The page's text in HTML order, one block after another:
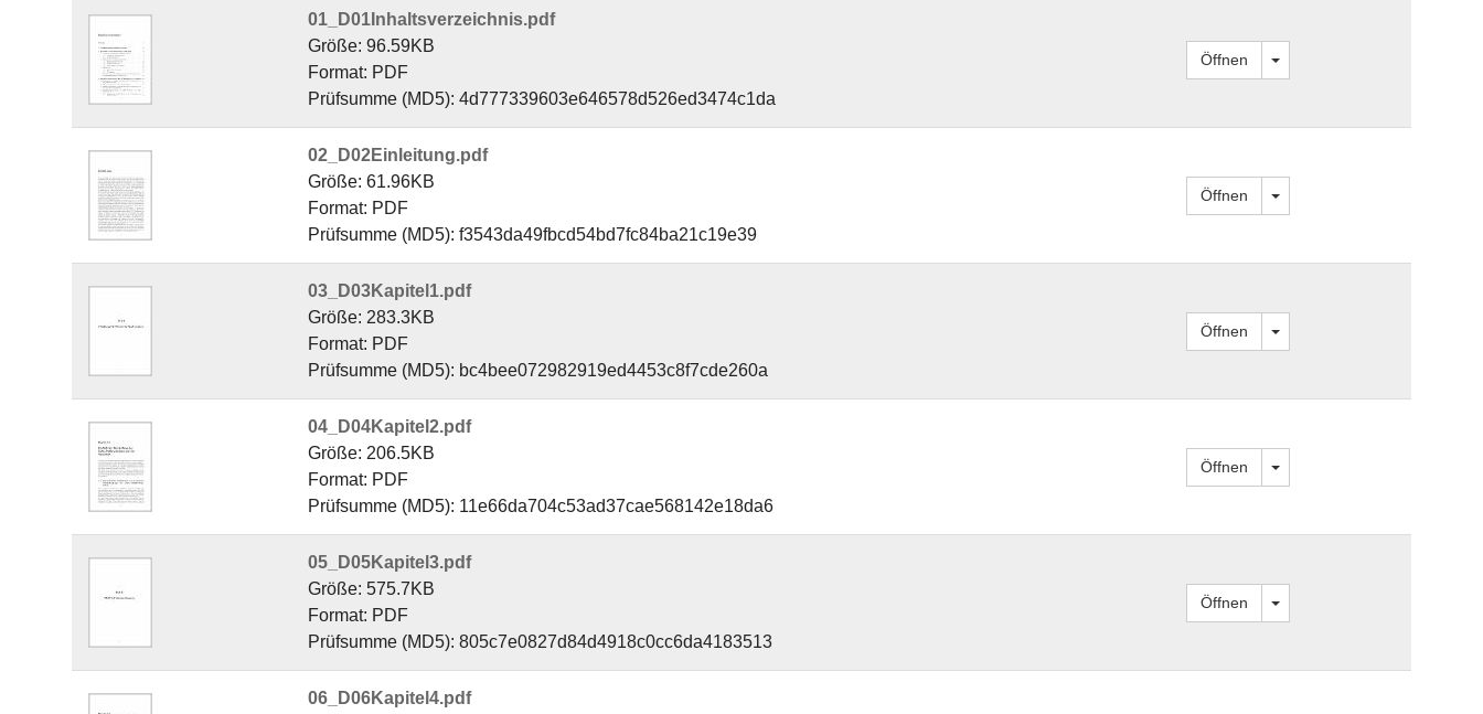
01_D01Inhaltsverzeichnis.pdf
Größe: 96.59KB
Format: PDF
Prüfsumme (MD5): 4d777339603e646578d526ed3474c1da
Öffnen Dropdown öffnen
02_D02Einleitung.pdf
Größe: 61.96KB
Format: PDF
Prüfsumme (MD5): f3543da49fbcd54bd7fc84ba21c19e39
Öffnen Dropdown öffnen
03_D03Kapitel1.pdf
Größe: 283.3KB
Format: PDF
Prüfsumme (MD5): bc4bee072982919ed4453c8f7cde260a
Öffnen Dropdown öffnen
04_D04Kapitel2.pdf
Größe: 206.5KB
Format: PDF
Prüfsumme (MD5): 11e66da704c53ad37cae568142e18da6
Öffnen Dropdown öffnen
05_D05Kapitel3.pdf
Größe: 575.7KB
Format: PDF
Prüfsumme (MD5): 805c7e0827d84d4918c0cc6da4183513
Öffnen Dropdown öffnen
06_D06Kapitel4.pdf